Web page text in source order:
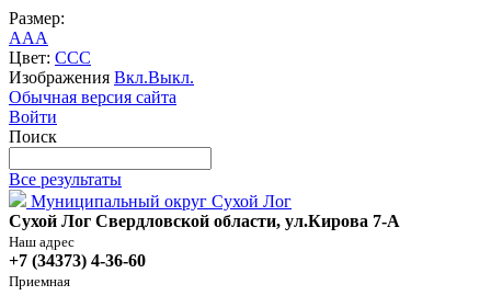
Размер:
AAA
Цвет: CCC
Изображения Вкл.Выкл.
Обычная версия сайта
Войти
Поиск
Все результаты
Муниципальный округ Сухой Лог
Сухой Лог Свердловской области, ул.Кирова 7-А
Наш адрес
+7 (34373) 4-36-60
Приемная